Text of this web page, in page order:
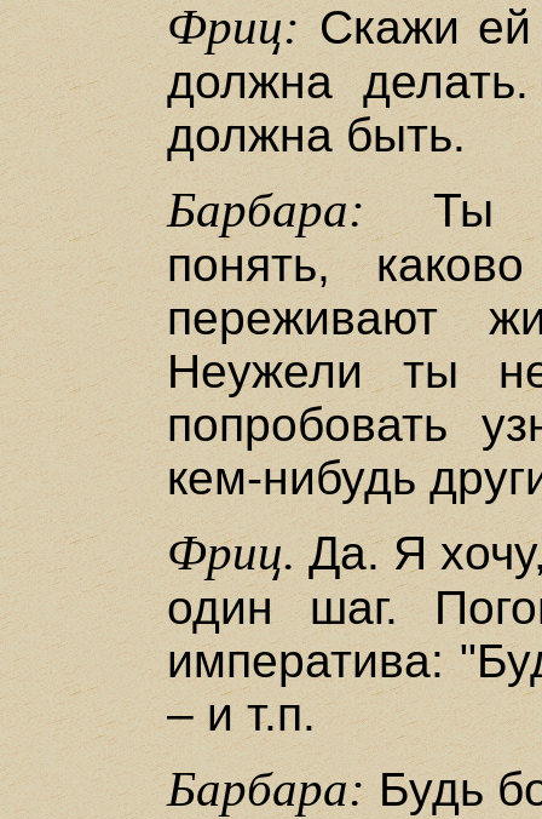
Фриц:Скажи ей
должна
должна быть.
Барбара:Ты
понять,
переживают
Неужели ты
попробовать
кем-нибудь
Фриц.Да. Я
один шаг.
императива:
– и т.п.
Барбара:Будь